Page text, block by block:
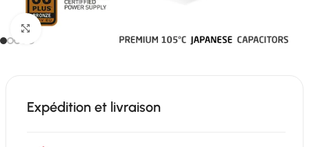
Click to enlarge
Expédition et livraison